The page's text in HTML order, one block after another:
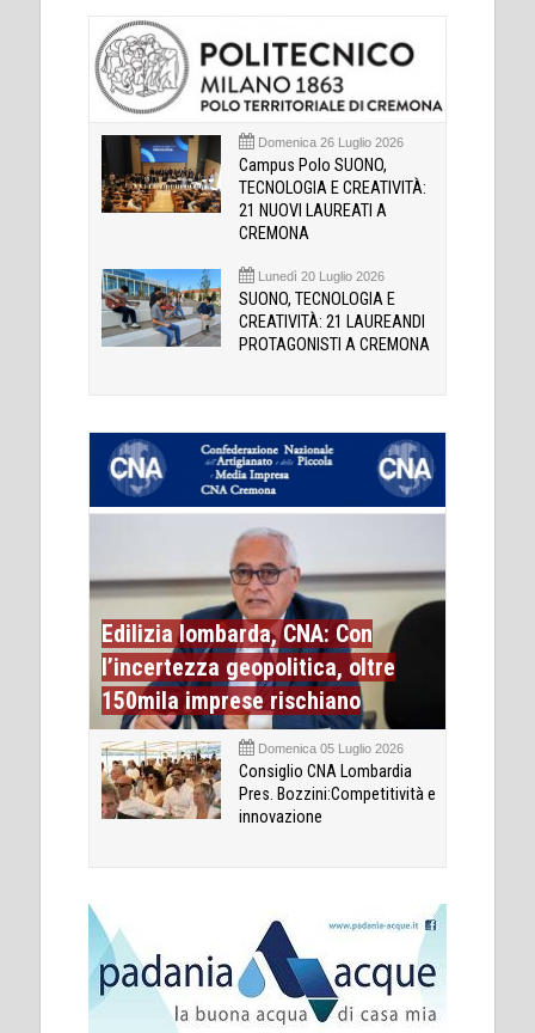
Domenica 26 Luglio 2026
Campus Polo SUONO,
TECNOLOGIA E CREATIVITÀ:
21 NUOVI LAUREATI A
CREMONA
Lunedì 20 Luglio 2026
SUONO, TECNOLOGIA E
CREATIVITÀ: 21 LAUREANDI
PROTAGONISTI A CREMONA
Edilizia lombarda, CNA: Con
l’incertezza geopolitica, oltre
150mila imprese rischiano
Domenica 05 Luglio 2026
Consiglio CNA Lombardia
Pres. Bozzini:Competitività e
innovazione